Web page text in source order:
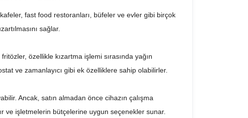
fast food restoranları, büfeler ve evler gibi birçok
sağlar.
özellikle kızartma işlemi sırasında yağın
ve zamanlayıcı gibi ek özelliklere sahip olabilirler.
Ancak, satın almadan önce cihazın çalışma
ve işletmelerin bütçelerine uygun seçenekler sunar.